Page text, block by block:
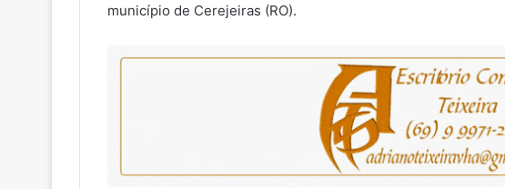
município de Cerejeiras (RO).